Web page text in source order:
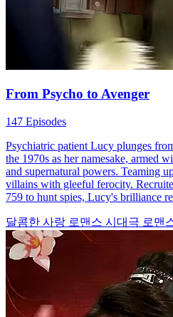
From Psycho to Avenger
147 Episodes
Psychiatric patient Lucy plunges
the 1970s as her namesake, armed
and supernatural powers. Teaming
villains with gleeful ferocity.
759 to hunt spies, Lucy's brilliance
달콤한 사랑 로맨스 시대극 로맨